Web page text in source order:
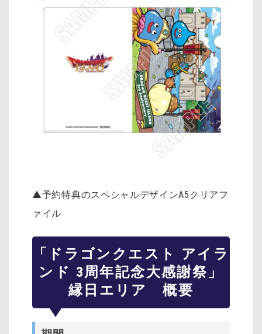
▲予約特典のスペシャルデザインA5クリアフ
ァイル
「ドラゴンクエスト アイラ
ンド 3周年記念大感謝祭」
縁日エリア 概要